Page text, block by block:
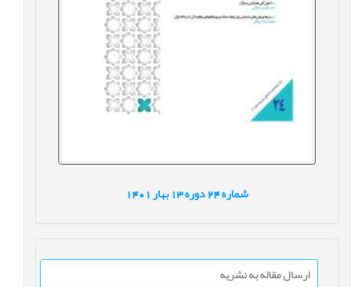
شماره24 دوره13 بهار1401
ارسال مقاله به نشریه